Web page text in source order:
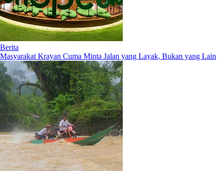
Berita
Masyarakat Krayan Cuma Minta Jalan yang Layak, Bukan yang Lain